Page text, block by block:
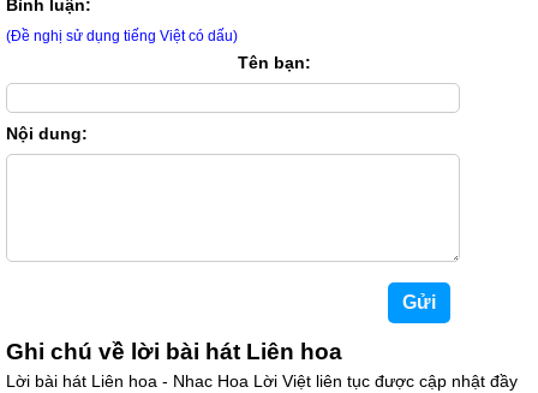
Bình luận:
(Đề nghị sử dụng tiếng Việt có dấu)
Tên bạn:
Nội dung:
Ghi chú về lời bài hát Liên hoa
Lời bài hát Liên hoa - Nhac Hoa Lời Việt liên tục được cập nhật đầy